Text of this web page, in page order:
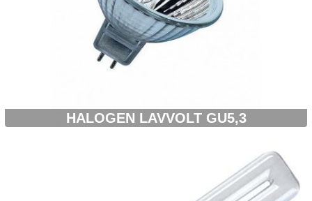
HALOGEN LAVVOLT GU5,3